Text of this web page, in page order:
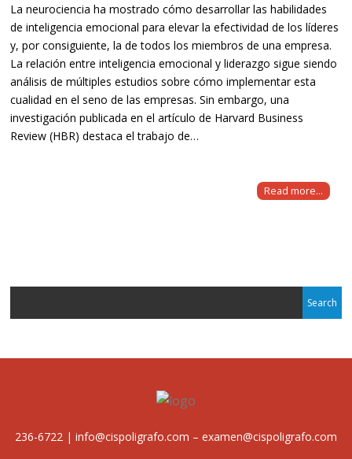
La neurociencia ha mostrado cómo desarrollar las habilidades
de inteligencia emocional para elevar la efectividad de los líderes
y, por consiguiente, la de todos los miembros de una empresa.
La relación entre inteligencia emocional y liderazgo sigue siendo
análisis de múltiples estudios sobre cómo implementar esta
cualidad en el seno de las empresas. Sin embargo, una
investigación publicada en el artículo de Harvard Business
Review (HBR) destaca el trabajo de…
Read more...
236-6722 | info@cispoligrafo.com – examen@cispoligrafo.com